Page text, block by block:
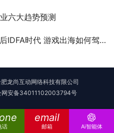
六大趋势预测
游戏出海如何驾驭投放新生态？
龙尚互动网络科技有限公司
网安备34011102003794号
话
email
邮箱 Ai智能体